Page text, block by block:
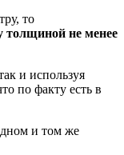
то
толщиной не менее
и используя
по факту есть в
и том же